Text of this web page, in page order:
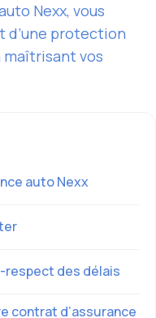
Nexx, vous
d’une protection
maîtrisant vos
auto Nexx
respect des délais
contrat d’assurance